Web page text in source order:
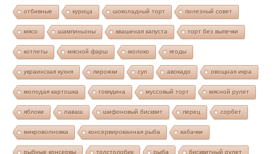
отбивные курица шоколадный торт полезный совет
мясо шампиньоны квашеная капуста торт без выпечки
котлеты мясной фарш молоко ягоды
украинская кухня пирожки суп авокадо овощная икра
молодая картошка говядина муссовый торт мясной рулет
яблоки лаваш шифоновый бисквит перец сорбет
микроволновка консервированная рыба кабачки
рыбные консервы толстолобик рыба бисквитный рулет